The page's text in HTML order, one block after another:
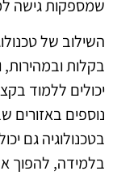
שמספקות גישה
השילוב של
בקלות
יכולים ללמוד
נוספים
בטכנולוגיה גם
בלמידה, להפוך